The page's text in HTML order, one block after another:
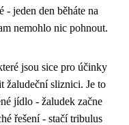
- jeden den běháte na
nemohlo nic pohnout.
jsou sice pro účinky
žaludeční sliznici. Je to
jídlo - žaludek začne
řešení - stačí tribulus